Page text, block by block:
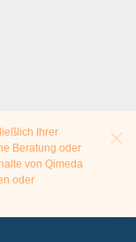
Ihrer
Beratung oder
von Qimeda
oder